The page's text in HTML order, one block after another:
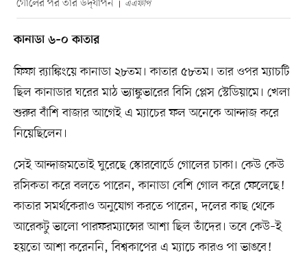
গোলের পর তাঁর উদ্‌যাপন
এএফপি
কানাডা ৬–০ কাতার
ফিফা র‍্যাঙ্কিংয়ে কানাডা ২৮তম। কাতার ৫৮তম। তার ওপর ম্যাচটি
ছিল কানাডার ঘরের মাঠ ভ্যাঙ্কুভারের বিসি প্লেস স্টেডিয়ামে। খেলা
শুরুর বাঁশি বাজার আগেই এ ম্যাচের ফল অনেকে আন্দাজ করে
নিয়েছিলেন।
সেই আন্দাজমতোই ঘুরেছে স্কোরবোর্ডে গোলের চাকা। কেউ কেউ
রসিকতা করে বলতে পারেন, কানাডা বেশি গোল করে ফেলেছে!
কাতার সমর্থকেরাও অনুযোগ করতে পারেন, দলের কাছ থেকে
আরেকটু ভালো পারফরম্যান্সের আশা ছিল তাঁদের। তবে কেউ–ই
হয়তো আশা করেননি, বিশ্বকাপের এ ম্যাচে কারও পা ভাঙবে!